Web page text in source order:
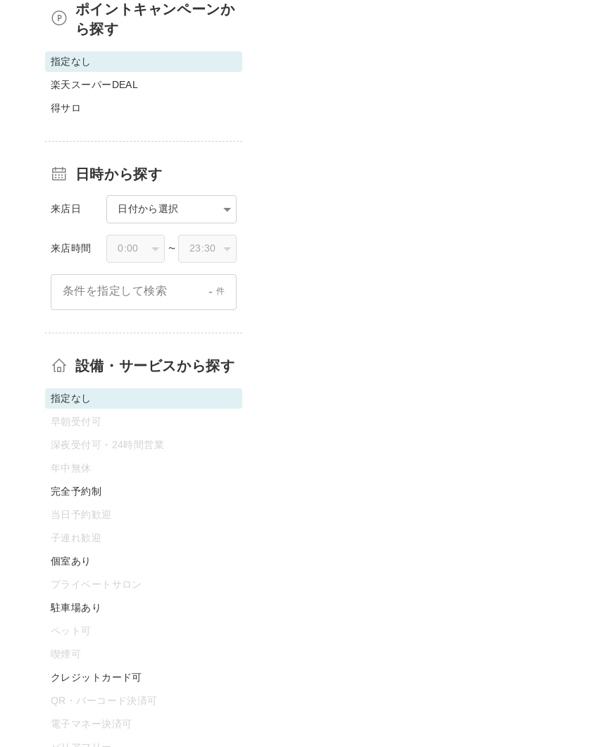
ポイントキャンペーンか
ら探す
指定なし
楽天スーパーDEAL
得サロ
日時から探す
来店日 日付から選択
来店時間 〜
条件を指定して検索 - 件
設備・サービスから探す
指定なし
早朝受付可
深夜受付可・24時間営業
年中無休
完全予約制
当日予約歓迎
子連れ歓迎
個室あり
プライベートサロン
駐車場あり
ペット可
喫煙可
クレジットカード可
QR・バーコード決済可
電子マネー決済可